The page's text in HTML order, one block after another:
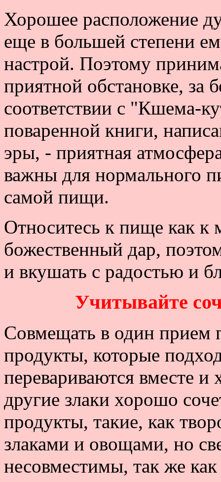
Хорошее расположение
еще в большей степени
настрой. Поэтому
приятной обстановке, за
соответствии с "Кшема-
поваренной книги,
эры, - приятная
важны для нормального
самой пищи.
Относитесь к пище как
божественный дар,
и вкушать с радостью и
Учитывайте
Совмещать в один прием
продукты, которые
перевариваются вместе
другие злаки хорошо
продукты, такие, как
злаками и овощами, но
несовместимы, так же